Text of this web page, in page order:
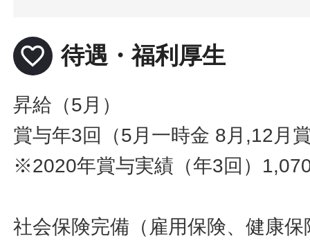
favorite_border 待遇・福利厚生
昇給（5月）
賞与年3回（5月一時金 8月,12月
※2020年賞与実績（年3回）
社会保険完備（雇用保険、健康